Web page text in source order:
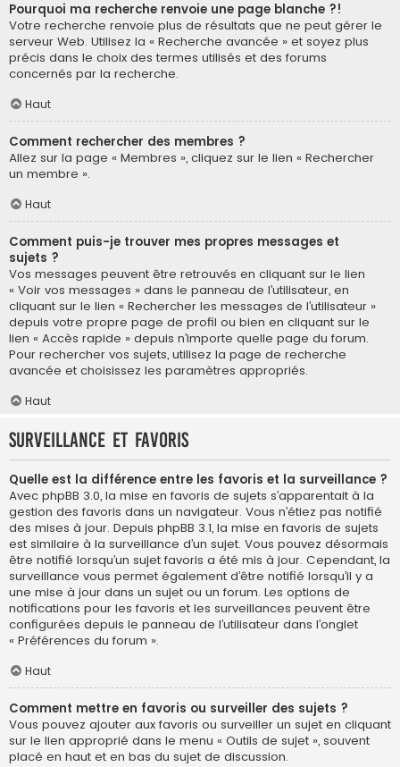
Pourquoi ma recherche renvoie une page blanche ?!
Votre recherche renvoie plus de résultats que ne peut gérer le
serveur Web. Utilisez la « Recherche avancée » et soyez plus
précis dans le choix des termes utilisés et des forums
concernés par la recherche.
Haut
Comment rechercher des membres ?
Allez sur la page « Membres », cliquez sur le lien « Rechercher
un membre ».
Haut
Comment puis-je trouver mes propres messages et
sujets ?
Vos messages peuvent être retrouvés en cliquant sur le lien
« Voir vos messages » dans le panneau de l’utilisateur, en
cliquant sur le lien « Rechercher les messages de l’utilisateur »
depuis votre propre page de profil ou bien en cliquant sur le
lien « Accès rapide » depuis n’importe quelle page du forum.
Pour rechercher vos sujets, utilisez la page de recherche
avancée et choisissez les paramètres appropriés.
Haut
Surveillance et favoris
Quelle est la différence entre les favoris et la surveillance ?
Avec phpBB 3.0, la mise en favoris de sujets s’apparentait à la
gestion des favoris dans un navigateur. Vous n’étiez pas notifié
des mises à jour. Depuis phpBB 3.1, la mise en favoris de sujets
est similaire à la surveillance d’un sujet. Vous pouvez désormais
être notifié lorsqu’un sujet favoris a été mis à jour. Cependant, la
surveillance vous permet également d’être notifié lorsqu’il y a
une mise à jour dans un sujet ou un forum. Les options de
notifications pour les favoris et les surveillances peuvent être
configurées depuis le panneau de l’utilisateur dans l’onglet
« Préférences du forum ».
Haut
Comment mettre en favoris ou surveiller des sujets ?
Vous pouvez ajouter aux favoris ou surveiller un sujet en cliquant
sur le lien approprié dans le menu « Outils de sujet », souvent
placé en haut et en bas du sujet de discussion.